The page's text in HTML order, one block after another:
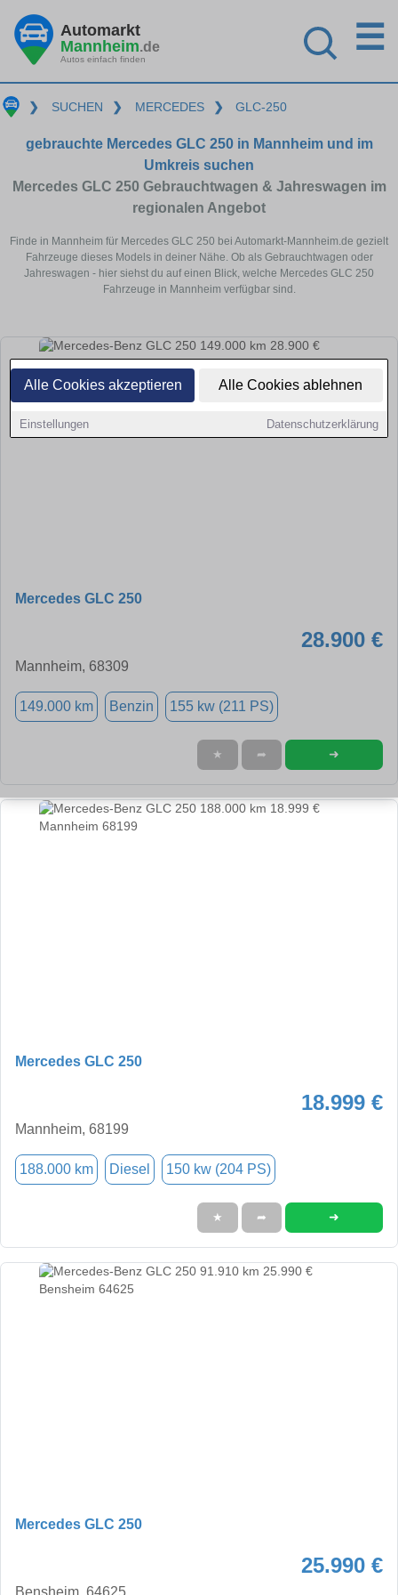
Alle Cookies akzeptieren Alle Cookies ablehnen
Einstellungen Datenschutzerklärung
Automarkt
Mannheim.de
Autos einfach finden
☰
❯ SUCHEN ❯ MERCEDES ❯ GLC-250
gebrauchte Mercedes GLC 250 in Mannheim und im
Umkreis suchen
Mercedes GLC 250 Gebrauchtwagen & Jahreswagen im
regionalen Angebot
Finde in Mannheim für Mercedes GLC 250 bei Automarkt-Mannheim.de gezielt
Fahrzeuge dieses Models in deiner Nähe. Ob als Gebrauchtwagen oder
Jahreswagen - hier siehst du auf einen Blick, welche Mercedes GLC 250
Fahrzeuge in Mannheim verfügbar sind.
Mercedes GLC 250
28.900 €
Mannheim, 68309
149.000 km Benzin 155 kw (211 PS)
★ ➦ ➜
Mercedes GLC 250
18.999 €
Mannheim, 68199
188.000 km Diesel 150 kw (204 PS)
★ ➦ ➜
Mercedes GLC 250
25.990 €
Bensheim, 64625